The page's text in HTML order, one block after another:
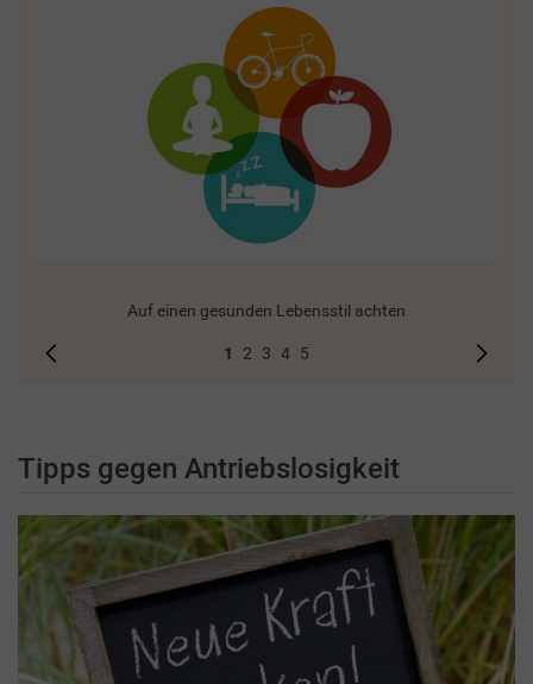
Auf einen gesunden Lebensstil achten
1 2 3 4 5
Tipps gegen Antriebslosigkeit